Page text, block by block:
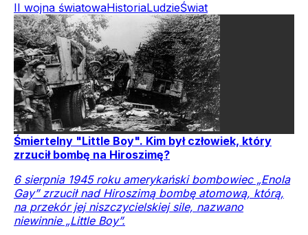
II wojna światowaHistoriaLudzieŚwiat
Śmiertelny "Little Boy". Kim był człowiek, który
zrzucił bombę na Hiroszimę?
6 sierpnia 1945 roku amerykański bombowiec „Enola
Gay” zrzucił nad Hiroszimą bombę atomową, którą,
na przekór jej niszczycielskiej sile, nazwano
niewinnie „Little Boy”.